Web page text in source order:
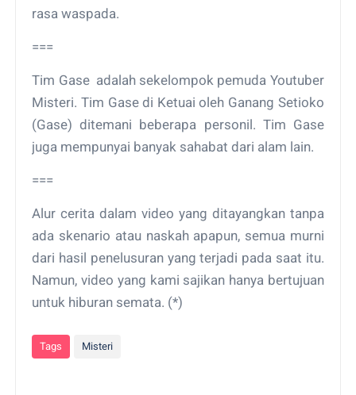
rasa waspada.
===
Tim Gase adalah sekelompok pemuda Youtuber
Misteri. Tim Gase di Ketuai oleh Ganang Setioko
(Gase) ditemani beberapa personil. Tim Gase
juga mempunyai banyak sahabat dari alam lain.
===
Alur cerita dalam video yang ditayangkan tanpa
ada skenario atau naskah apapun, semua murni
dari hasil penelusuran yang terjadi pada saat itu.
Namun, video yang kami sajikan hanya bertujuan
untuk hiburan semata. (*)
Tags Misteri